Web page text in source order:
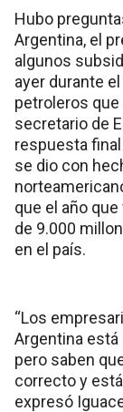
Hubo
Argentina, el
algunos
ayer durante
petroleros
secretario de
respuesta
se dio con
que el año
de 9.000
en el país.
“Los
Argentina
pero saben
correcto y
expresó